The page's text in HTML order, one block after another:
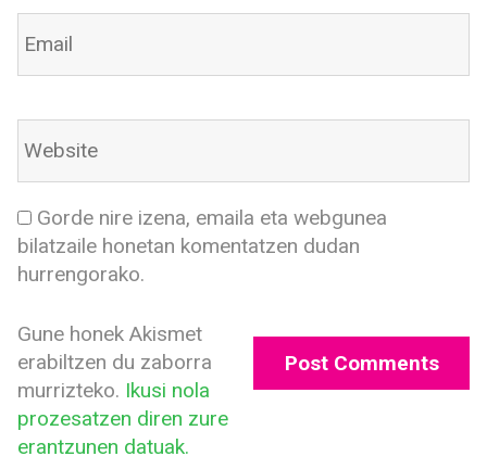
Gorde nire izena, emaila eta webgunea
bilatzaile honetan komentatzen dudan
hurrengorako.
Gune honek Akismet
erabiltzen du zaborra
murrizteko. Ikusi nola
prozesatzen diren zure
erantzunen datuak.